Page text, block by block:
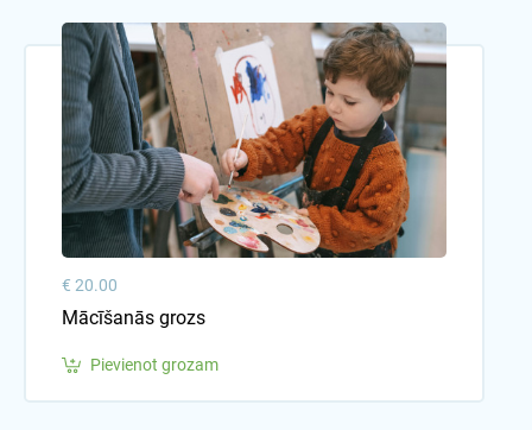
€ 20.00
Mācīšanās grozs
Pievienot grozam